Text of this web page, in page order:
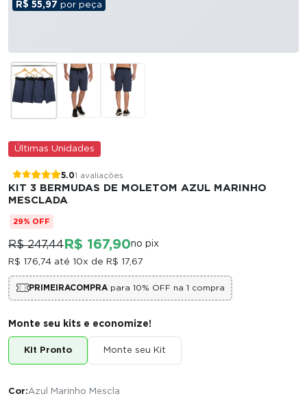
R$ 55,97 por peça
Últimas Unidades
5.01 avaliações
KIT 3 BERMUDAS DE MOLETOM AZUL MARINHO
MESCLADA
29% OFF
R$ 247,44 R$ 167,90no pix
R$ 176,74 até 10x de R$ 17,67
PRIMEIRACOMPRApara 10% OFF na 1 compra
Monte seu kits e economize!
Kit Pronto Monte seu Kit
Cor:Azul Marinho Mescla